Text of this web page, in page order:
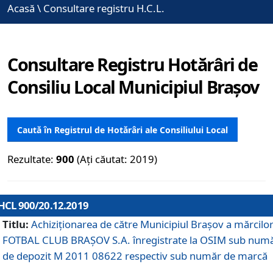
Acasă \ Consultare registru H.C.L.
Consultare Registru Hotărâri de
Consiliu Local Municipiul Brașov
Caută în Registrul de Hotărâri ale Consiliului Local
Rezultate: 900 (Ați căutat: 2019)
900/20.12.2019
Titlu: Achiziționarea de către Municipiul Brașov a mărcilor
FOTBAL CLUB BRAȘOV S.A. înregistrate la OSIM sub
de depozit M 2011 08622 respectiv sub număr de marcă